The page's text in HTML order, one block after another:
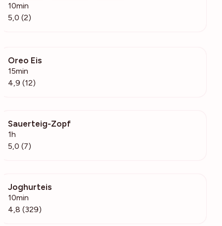
10min
5,0 (2)
Oreo Eis
15min
4,9 (12)
Sauerteig-Zopf
1h
5,0 (7)
Joghurteis
10min
4,8 (329)